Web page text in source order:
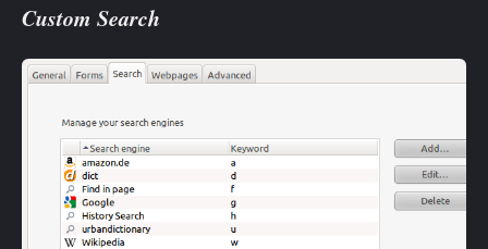
Custom Search